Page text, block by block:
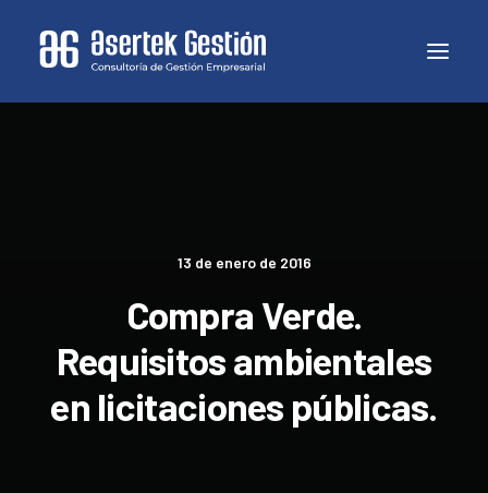
13 de enero de 2016
Compra Verde.
Requisitos ambientales
en licitaciones públicas.